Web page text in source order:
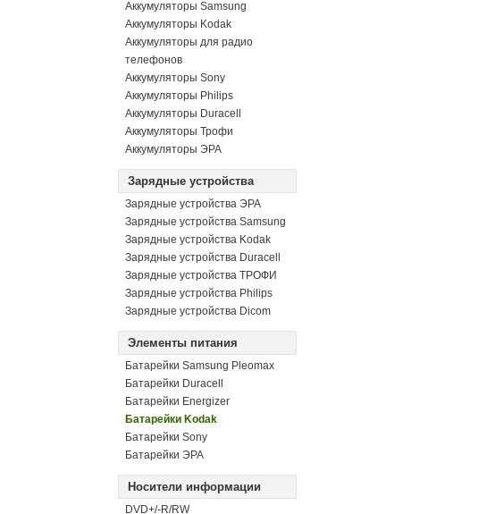
Аккумуляторы Samsung
Аккумуляторы Kodak
Аккумуляторы для радио
телефонов
Аккумуляторы Sony
Аккумуляторы Philips
Аккумуляторы Duracell
Аккумуляторы Трофи
Аккумуляторы ЭРА
Зарядные устройства
Зарядные устройства ЭРА
Зарядные устройства Samsung
Зарядные устройства Kodak
Зарядные устройства Duracell
Зарядные устройства ТРОФИ
Зарядные устройства Philips
Зарядные устройства Dicom
Элементы питания
Батарейки Samsung Pleomax
Батарейки Duracell
Батарейки Energizer
Батарейки Kodak
Батарейки Sony
Батарейки ЭРА
Носители информации
DVD+/-R/RW